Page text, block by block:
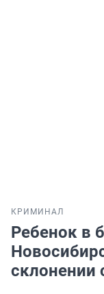
КРИМИНАЛ
Ребенок в
склонении